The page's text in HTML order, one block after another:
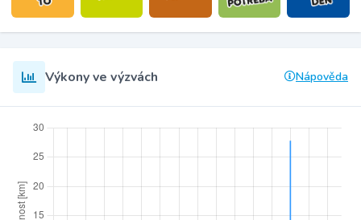
Výkony ve výzvách Nápověda